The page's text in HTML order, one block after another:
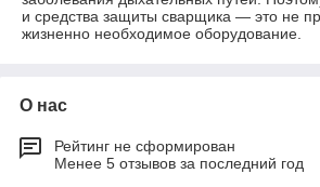
и средства защиты сварщика — это не
жизненно необходимое оборудование.
О нас
Рейтинг не сформирован
Менее 5 отзывов за последний год